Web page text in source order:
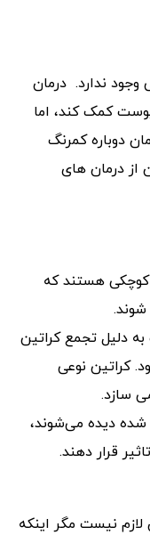
ندارد. درمان
کمک کند، اما
دوباره کمرنگ
از درمان های
کوچکی هستند که
دلیل تجمع کراتین
کراتین نوعی
سازد.
شده دیده می‌شوند،
قرار دهند.
نیست مگر اینکه